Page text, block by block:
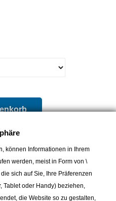
können Informationen in Ihrem
werden, meist in Form von \
sich auf Sie, Ihre Präferenzen
Tablet oder Handy) beziehen,
die Website so zu gestalten,